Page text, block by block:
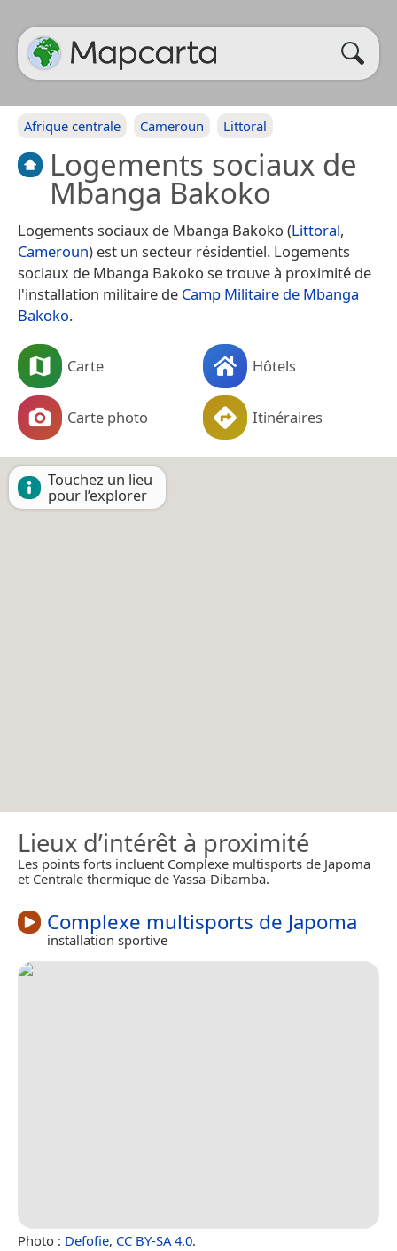
Afrique centrale Cameroun Littoral
Logements sociaux de
Mbanga Bakoko
Logements sociaux de Mbanga Bakoko (Littoral,
Cameroun) est un secteur résidentiel. Logements
sociaux de Mbanga Bakoko se trouve à proximité de
l'installation militaire de Camp Militaire de Mbanga
Bakoko.
Carte Hôtels
Carte photo Itinéraires
Touchez un lieu
pour l’explorer
Lieux d’intérêt à proximité
Les points forts incluent Complexe multisports de Japoma
et Centrale thermique de Yassa-Dibamba.
Complexe multisports de Japoma
installation sportive
Photo : Defofie, CC BY-SA 4.0.